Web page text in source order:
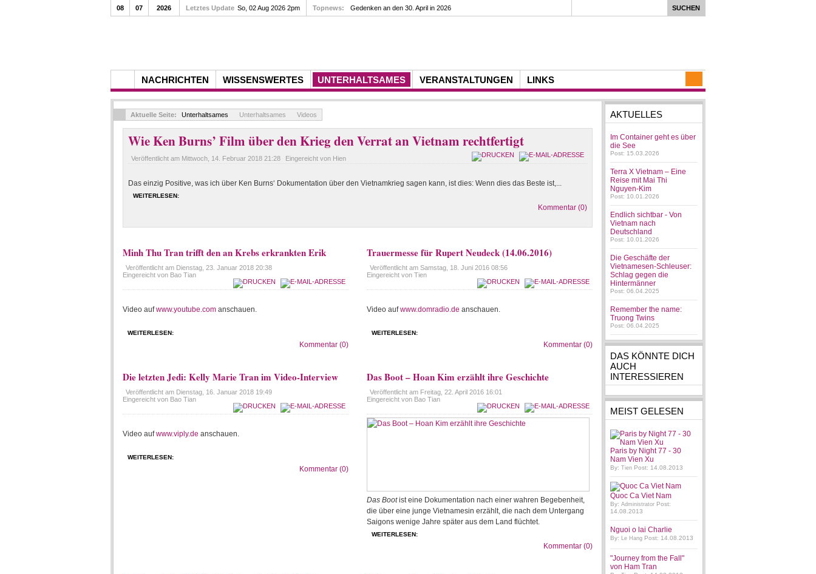
NACHRICHTEN WISSENSWERTES UNTERHALTSAMES VERANSTALTUNGEN LINKS
08 07 2026 Letztes Update So, 02 Aug 2026 2pm Topnews: Gedenken an den 30. April in 2026
Aktuelle Seite: Unterhaltsames Unterhaltsames Videos
Wie Ken Burns’ Film über den Krieg den Verrat an Vietnam rechtfertigt
Veröffentlicht am Mittwoch, 14. Februar 2018 21:28 Eingereicht von Hien
Das einzig Positive, was ich über Ken Burns‘ Dokumentation über den Vietnamkrieg sagen kann, ist dies: Wenn dies das Beste ist,...
WEITERLESEN:
Kommentar (0)
Minh Thu Tran trifft den an Krebs erkrankten Erik
Veröffentlicht am Dienstag, 23. Januar 2018 20:38
Eingereicht von Bao Tian
Video aufwww.youtube.com anschauen.
WEITERLESEN:
Kommentar (0)
Trauermesse für Rupert Neudeck (14.06.2016)
Veröffentlicht amSamstag, 18. Juni 2016 08:56
Eingereicht von Tien
Video aufwww.domradio.de anschauen.
WEITERLESEN:
Kommentar (0)
Die letzten Jedi: Kelly Marie Tran im Video-Interview
Veröffentlicht am Dienstag, 16. Januar 2018 19:49
Eingereicht von Bao Tian
Video aufwww.viply.de anschauen.
WEITERLESEN:
Kommentar (0)
Das Boot – Hoan Kim erzählt ihre Geschichte
Veröffentlicht am Freitag, 22. April 2016 16:01
Eingereicht von Bao Tian
Das Bootist eine Dokumentation nach einer wahren Begebenheit,
die über eine junge Vietnamesin erzählt, die nach dem Untergang
Saigons wenige Jahre später aus dem Land flüchtet.
WEITERLESEN:
Kommentar (0)
AKTUELLES
Im Container geht es über
die See
Post: 15.03.2026
Terra X Vietnam – Eine
Reise mit Mai Thi
Nguyen-Kim
Post: 10.01.2026
Endlich sichtbar - Von
Vietnam nach
Deutschland
Post: 10.01.2026
Die Geschäfte der
Vietnamesen-Schleuser:
Schlag gegen die
Hintermänner
Post: 06.04.2025
Remember the name:
Truong Twins
Post: 06.04.2025
DAS KÖNNTE DICH
AUCH
INTERESSIEREN
MEIST GELESEN
Paris by Night 77 - 30
Nam Vien Xu
By:Tien Post: 14.08.2013
Quoc Ca Viet Nam
By:Administrator Post:
14.08.2013
Nguoi o lai Charlie
By:Le Hang Post: 14.08.2013
"Journey from the Fall"
von Ham Tran